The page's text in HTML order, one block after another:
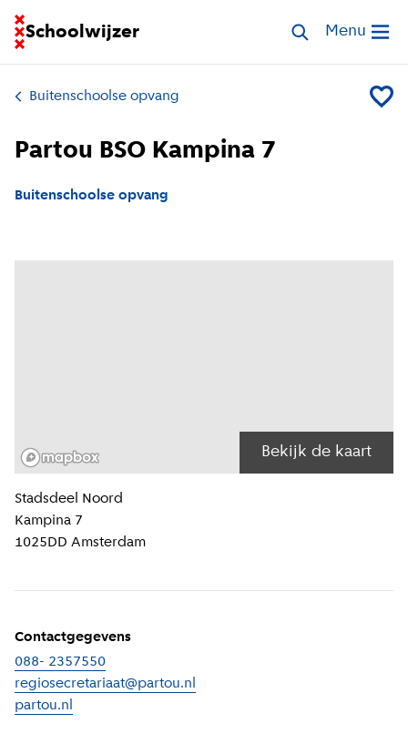
Schoolwijzer
Ga naar homepage van SchoolwijzerZoek opvang
Open
Menu
Buitenschoolse opvang Voeg
Partou BSO Kampina 7
Buitenschoolse opvang
Bekijk de kaart
Locatiegegevens
Stadsdeel
Noord
Kampina 7
1025DD Amsterdam
Contactgegevens
088- 2357550
regiosecretariaat@partou.nl
partou.nl